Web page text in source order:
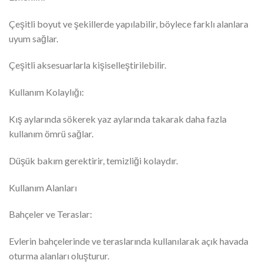
Çeşitli boyut ve şekillerde yapılabilir, böylece farklı alanlara
uyum sağlar.
Çeşitli aksesuarlarla kişiselleştirilebilir.
Kullanım Kolaylığı:
Kış aylarında sökerek yaz aylarında takarak daha fazla
kullanım ömrü sağlar.
Düşük bakım gerektirir, temizliği kolaydır.
Kullanım Alanları
Bahçeler ve Teraslar:
Evlerin bahçelerinde ve teraslarında kullanılarak açık havada
oturma alanları oluşturur.